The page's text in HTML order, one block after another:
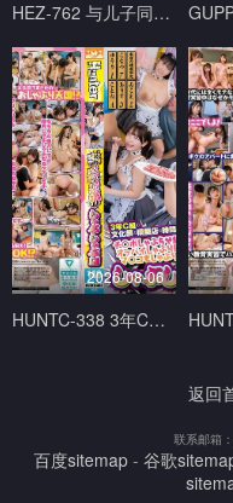
HEZ-762 与儿子同学父亲每周一天在地下营业见面酒吧幽会。 白石あきほ,美咲かんな ホットエンターテイメント
2026-08-06
HUNTC-338 3年C组文化祭模拟店 吃到饱、喝到饱、吸到饱的烧肉店 Hunter
返回
联系邮箱
百度sitemap - 谷歌